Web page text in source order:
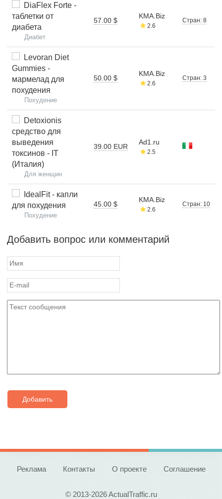
DiaFlex Forte -
таблетки от
диабета
Диабет
57.00 $
KMA.Biz
2.6
Стран: 8
Levoran Diet
Gummies -
мармелад для
похудения
Похудение
50.00 $
KMA.Biz
2.6
Стран: 3
Detoxionis
средство для
выведения
токсинов - IT
(Италия)
Для женщин
39.00 EUR
Ad1.ru
2.5
IdealFit - капли
для похудения
Похудение
45.00 $
KMA.Biz
2.6
Стран: 10
Добавить вопрос или комментарий
Добавить
Реклама Контакты О проекте Соглашение
© 2013-2026 ActualTraffic.ru